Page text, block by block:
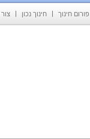
פורום חינוך חינוך נכון